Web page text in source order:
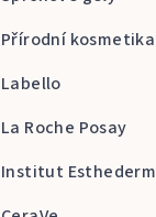
Přírodní kosmetika
Labello
La Roche Posay
Institut Esthederm